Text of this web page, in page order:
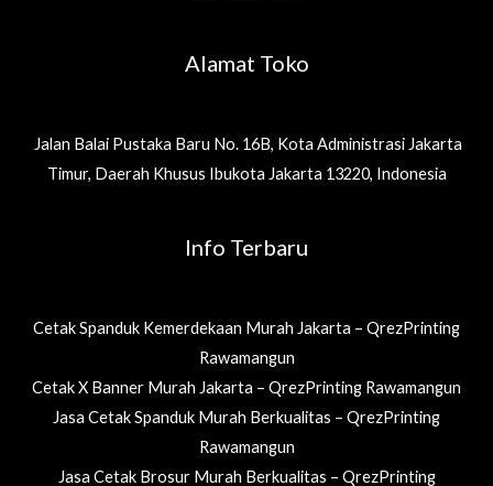
Alamat Toko
Jalan Balai Pustaka Baru No. 16B, Kota Administrasi Jakarta
Timur, Daerah Khusus Ibukota Jakarta 13220, Indonesia
Info Terbaru
Cetak Spanduk Kemerdekaan Murah Jakarta – QrezPrinting
Rawamangun
Cetak X Banner Murah Jakarta – QrezPrinting Rawamangun
Jasa Cetak Spanduk Murah Berkualitas – QrezPrinting
Rawamangun
Jasa Cetak Brosur Murah Berkualitas – QrezPrinting